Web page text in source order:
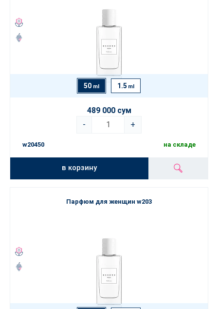
50 ml 1.5 ml
489 000 сум
-
+
w20450 на складе
в корзину
Парфюм для женщин w203